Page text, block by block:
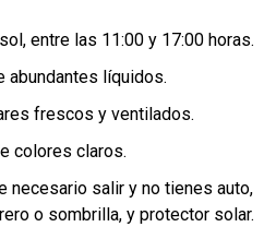
entre las 11:00 y 17:00 horas.
abundantes líquidos.
frescos y ventilados.
colores claros.
necesario salir y no tienes auto,
o sombrilla, y protector solar.